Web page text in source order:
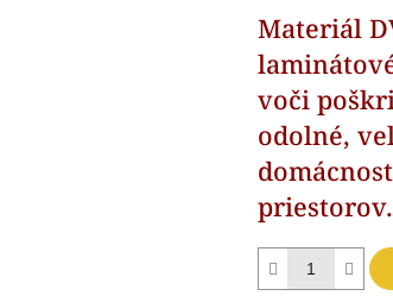
Materiál
voči
odolné,
priestorov.